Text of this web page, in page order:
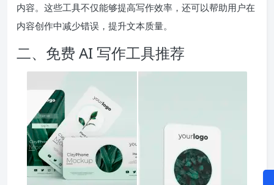
内容。这些工具不仅能够提高写作效率，还可以帮助用户在
内容创作中减少错误，提升文本质量。
二、免费 AI 写作工具推荐